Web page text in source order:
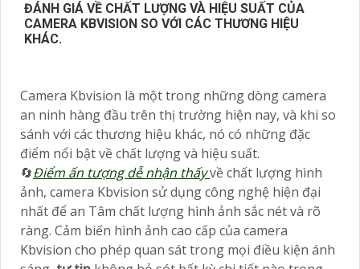
ĐÁNH GIÁ VỀ CHẤT LƯỢNG VÀ HIỆU SUẤT CỦA
CAMERA KBVISION SO VỚI CÁC THƯƠNG HIỆU
KHÁC.
Camera Kbvision là một trong những dòng camera
an ninh hàng đầu trên thị trường hiện nay, và khi so
sánh với các thương hiệu khác, nó có những đặc
điểm nổi bật về chất lượng và hiệu suất.
🔄Điểm ấn tượng dễ nhận thấyvề chất lượng hình
ảnh, camera Kbvision sử dụng công nghệ hiện đại
nhất để an Tâm chất lượng hình ảnh sắc nét và rõ
ràng. Cảm biến hình ảnh cao cấp của camera
Kbvision cho phép quan sát trong mọi điều kiện ánh